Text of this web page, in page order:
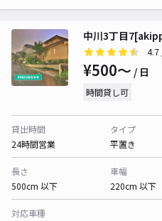
中川3丁目
4.7
¥500〜 / 日
時間貸し可
貸出時間
24時間営業
タイプ
平置き
長さ
500cm 以下
車幅
220cm 以下
対応車種